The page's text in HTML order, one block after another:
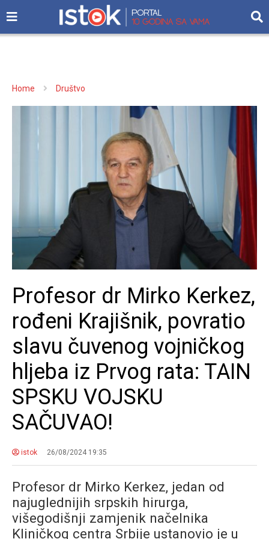
Home Društvo
Profesor dr Mirko Kerkez,
rođeni Krajišnik, povratio
slavu čuvenog vojničkog
hljeba iz Prvog rata: TAIN
SPSKU VOJSKU
SAČUVAO!
istok 26/08/2024 19:35
Profesor dr Mirko Kerkez, jedan od
najuglednijih srpskih hirurga,
višegodišnji zamjenik načelnika
Kliničkog centra Srbije ustanovio je u